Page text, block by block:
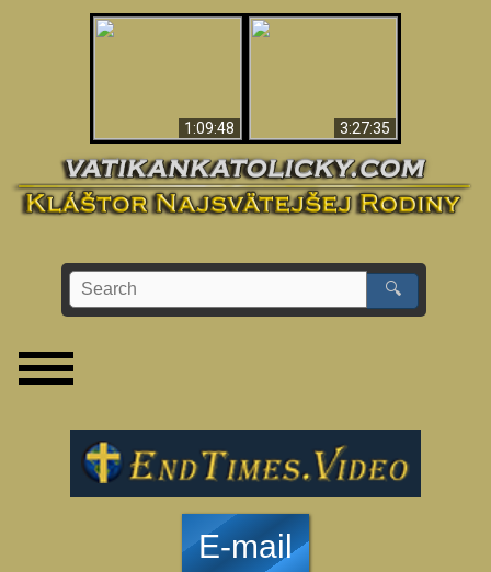
1:09:48 3:27:35
🔍
E-mail